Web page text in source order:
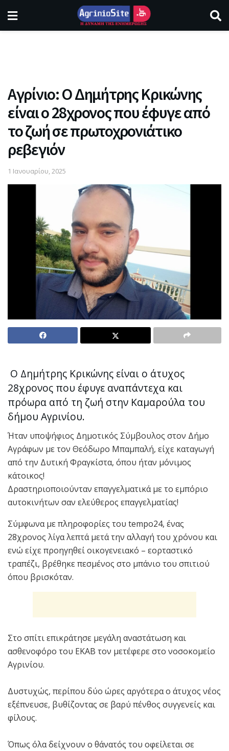
Αγρίνιο: Ο Δημήτρης Κρικώνης
είναι ο 28χρονος που έφυγε από
το ζωή σε πρωτοχρονιάτικο
ρεβεγιόν
1 Ιανουαρίου, 2025
Ο Δημήτρης Κρικώνης είναι ο άτυχος
28χρονος που έφυγε αναπάντεχα και
πρόωρα από τη ζωή στην Καμαρούλα του
δήμου Αγρινίου.
Ήταν υποψήφιος Δημοτικός Σύμβουλος στον Δήμο
Αγράφων με τον Θεόδωρο Μπαμπαλή, είχε καταγωγή
από την Δυτική Φραγκίστα, όπου ήταν μόνιμος
κάτοικος!
Δραστηριοποιούνταν επαγγελματικά με το εμπόριο
αυτοκινήτων σαν ελεύθερος επαγγελματίας!
Σύμφωνα με πληροφορίες του tempo24, ένας
28χρονος λίγα λεπτά μετά την αλλαγή του χρόνου και
ενώ είχε προηγηθεί οικογενειακό – εορταστικό
τραπέζι, βρέθηκε πεσμένος στο μπάνιο του σπιτιού
όπου βρισκόταν.
Στο σπίτι επικράτησε μεγάλη αναστάτωση και
ασθενοφόρο του ΕΚΑΒ τον μετέφερε στο νοσοκομείο
Αγρινίου.
Δυστυχώς, περίπου δύο ώρες αργότερα ο άτυχος νέος
εξέπνευσε, βυθίζοντας σε βαρύ πένθος συγγενείς και
φίλους.
Όπως όλα δείχνουν ο θάνατός του οφείλεται σε